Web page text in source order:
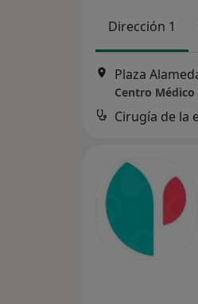
Dirección 1
Plaza
Centro